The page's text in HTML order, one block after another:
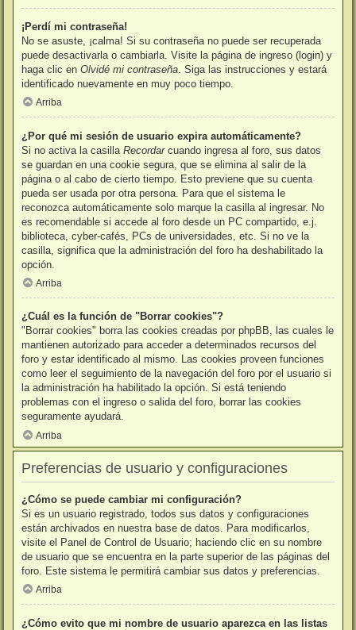
¡Perdí mi contraseña!
No se asuste, ¡calma! Si su contraseña no puede ser recuperada
puede desactivarla o cambiarla. Visite la página de ingreso (login) y
haga clic en Olvidé mi contraseña . Siga las instrucciones y estará
identificado nuevamente en muy poco tiempo.
Arriba
¿Por qué mi sesión de usuario expira automáticamente?
Si no activa la casilla Recordarcuando ingresa al foro, sus datos
se guardan en una cookie segura, que se elimina al salir de la
página o al cabo de cierto tiempo. Esto previene que su cuenta
pueda ser usada por otra persona. Para que el sistema le
reconozca automáticamente solo marque la casilla al ingresar. No
es recomendable si accede al foro desde un PC compartido, e.j.
biblioteca, cyber-cafés, PCs de universidades, etc. Si no ve la
casilla, significa que la administración del foro ha deshabilitado la
opción.
Arriba
¿Cuál es la función de "Borrar cookies"?
"Borrar cookies" borra las cookies creadas por phpBB, las cuales le
mantienen autorizado para acceder a determinados recursos del
foro y estar identificado al mismo. Las cookies proveen funciones
como leer el seguimiento de la navegación del foro por el usuario si
la administración ha habilitado la opción. Si está teniendo
problemas con el ingreso o salida del foro, borrar las cookies
seguramente ayudará.
Arriba
Preferencias de usuario y configuraciones
¿Cómo se puede cambiar mi configuración?
Si es un usuario registrado, todos sus datos y configuraciones
están archivados en nuestra base de datos. Para modificarlos,
visite el Panel de Control de Usuario; haciendo clic en su nombre
de usuario que se encuentra en la parte superior de las páginas del
foro. Este sistema le permitirá cambiar sus datos y preferencias.
Arriba
¿Cómo evito que mi nombre de usuario aparezca en las listas